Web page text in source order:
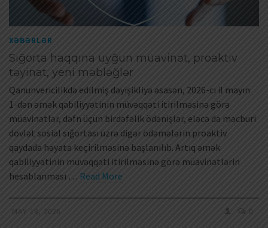
XƏBƏRLƏR
Sığorta haqqına uyğun müavinət, proaktiv
təyinat, yeni məbləğlər
Qanunvericilikdə edilmiş dəyişikliyə əsasən, 2026-cı il mayın
1-dən əmək qabiliyyətinin müvəqqəti itirilməsinə görə
müavinətlər, dəfn üçün birdəfəlik ödənişlər, eləcə də məcburi
dövlət sosial sığortası üzrə digər ödəmələrin proaktiv
qaydada həyata keçirilməsinə başlanılıb. Artıq əmək
qabiliyyətinin müvəqqəti itirilməsinə görə müavinətlərin
hesablanması … Read More
MAY 18, 2026 0